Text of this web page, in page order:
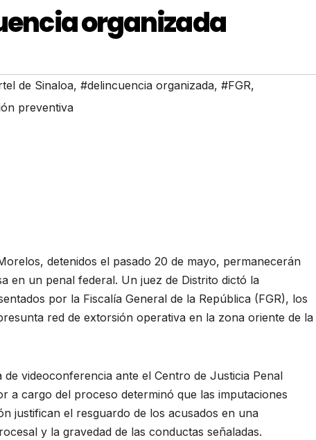
organizada
de Sinaloa, #delincuencia organizada, #FGR,
preventiva
detenidos el pasado 20 de mayo, permanecerán
en un penal federal. Un juez de Distrito dictó la
por la Fiscalía General de la República (FGR), los
red de extorsión operativa en la zona oriente de la
de videoconferencia ante el Centro de Justicia Penal
a cargo del proceso determinó que las imputaciones
justifican el resguardo de los acusados en una
y la gravedad de las conductas señaladas.